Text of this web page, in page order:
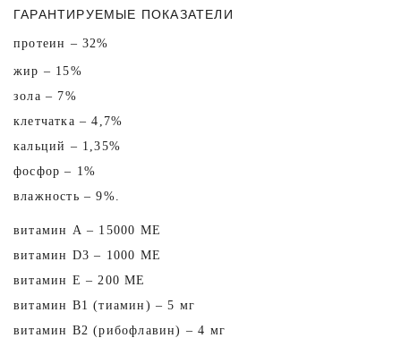
ГАРАНТИРУЕМЫЕ ПОКАЗАТЕЛИ
протеин – 32%
жир – 15%
зола – 7%
клетчатка – 4,7%
кальций – 1,35%
фосфор – 1%
влажность – 9%.
витамин А – 15000 МЕ
витамин D3 – 1000 МЕ
витамин Е – 200 МЕ
витамин В1 (тиамин) – 5 мг
витамин В2 (рибофлавин) – 4 мг